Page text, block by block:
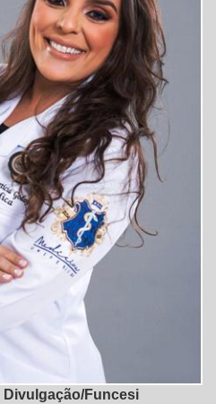
Divulgação/Funcesi